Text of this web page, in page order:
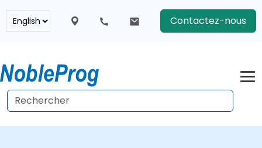
Contactez-nous